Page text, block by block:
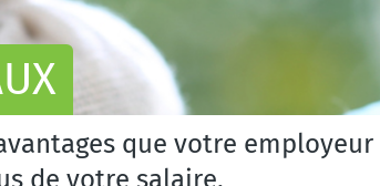
que votre employeur
de votre salaire.